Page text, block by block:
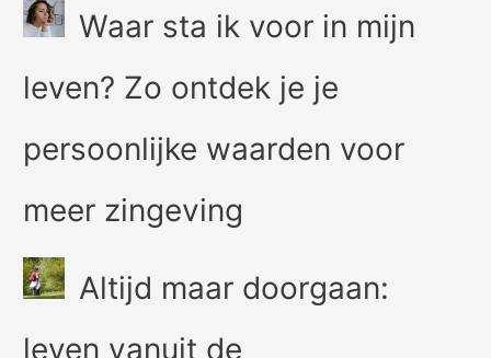
Waar sta ik voor in mijn
leven? Zo ontdek je je
persoonlijke waarden voor
meer zingeving
Altijd maar doorgaan:
leven vanuit de